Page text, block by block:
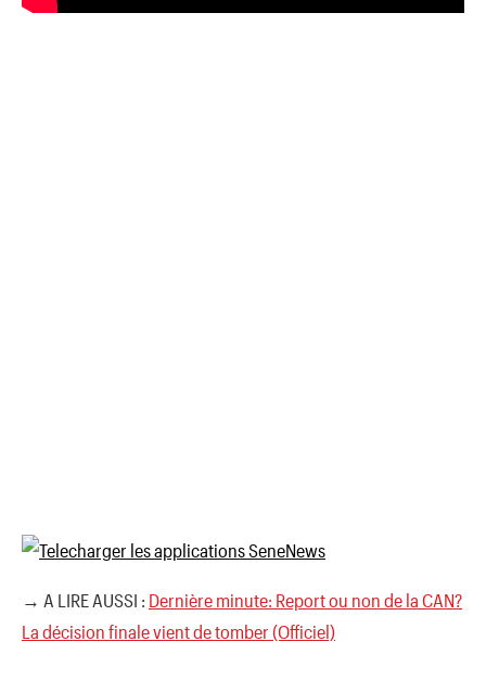
→ A LIRE AUSSI : Dernière minute: Report ou non de la CAN?
La décision finale vient de tomber (Officiel)